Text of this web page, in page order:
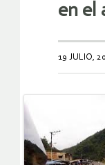
en el
19 JULIO,